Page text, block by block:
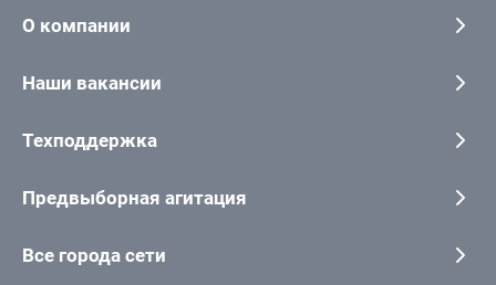
О компании
Наши вакансии
Техподдержка
Предвыборная агитация
Все города сети